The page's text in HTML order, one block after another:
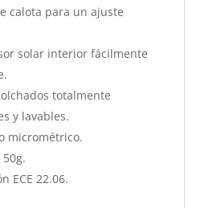
calota para un ajuste
solar interior fácilmente
totalmente
y lavables.
micrométrico.
50g.
ECE 22.06.